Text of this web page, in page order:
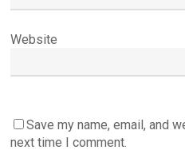
Website
Save my name, email, and
next time I comment.